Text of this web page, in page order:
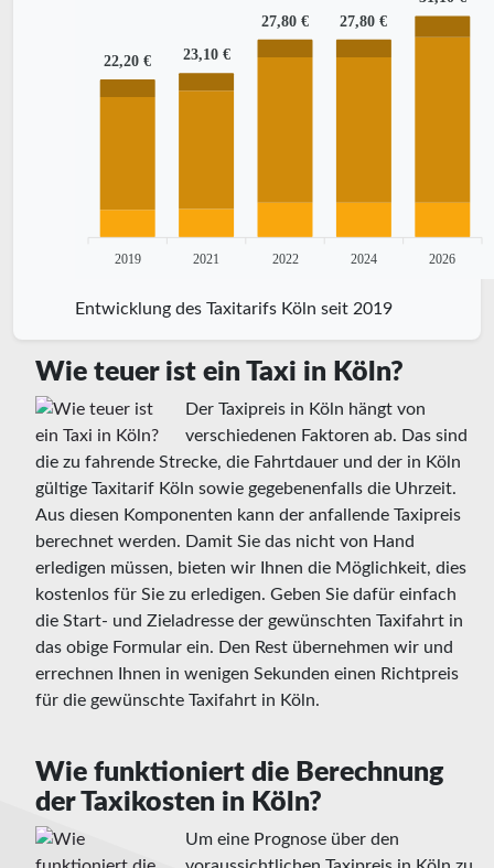
22,20 € 23,10 €
27,80 € 27,80 €
2019 2021 2022 2024 2026
Entwicklung des Taxitarifs Köln seit 2019
Wie teuer ist ein Taxi in Köln?
Der Taxipreis in Köln hängt von
verschiedenen Faktoren ab. Das sind
die zu fahrende Strecke, die Fahrtdauer und der in Köln
gültige Taxitarif Köln sowie gegebenenfalls die Uhrzeit.
Aus diesen Komponenten kann der anfallende Taxipreis
berechnet werden. Damit Sie das nicht von Hand
erledigen müssen, bieten wir Ihnen die Möglichkeit, dies
kostenlos für Sie zu erledigen. Geben Sie dafür einfach
die Start- und Zieladresse der gewünschten Taxifahrt in
das obige Formular ein. Den Rest übernehmen wir und
errechnen Ihnen in wenigen Sekunden einen Richtpreis
für die gewünschte Taxifahrt in Köln.
Wie funktioniert die Berechnung
der Taxikosten in Köln?
Um eine Prognose über den